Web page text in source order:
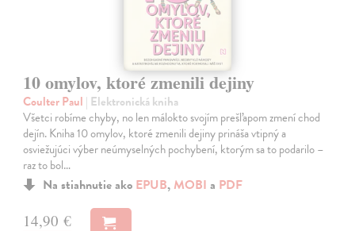
10 omylov, ktoré zmenili dejiny
Coulter Paul | Elektronická kniha
Všetci robíme chyby, no len málokto svojím prešľapom zmení chod
dejín. Kniha 10 omylov, ktoré zmenili dejiny prináša vtipný a
osviežujúci výber neúmyselných pochybení, ktorým sa to podarilo –
raz to bol…
Na stiahnutie ako EPUB, MOBI a PDF
14,90 €